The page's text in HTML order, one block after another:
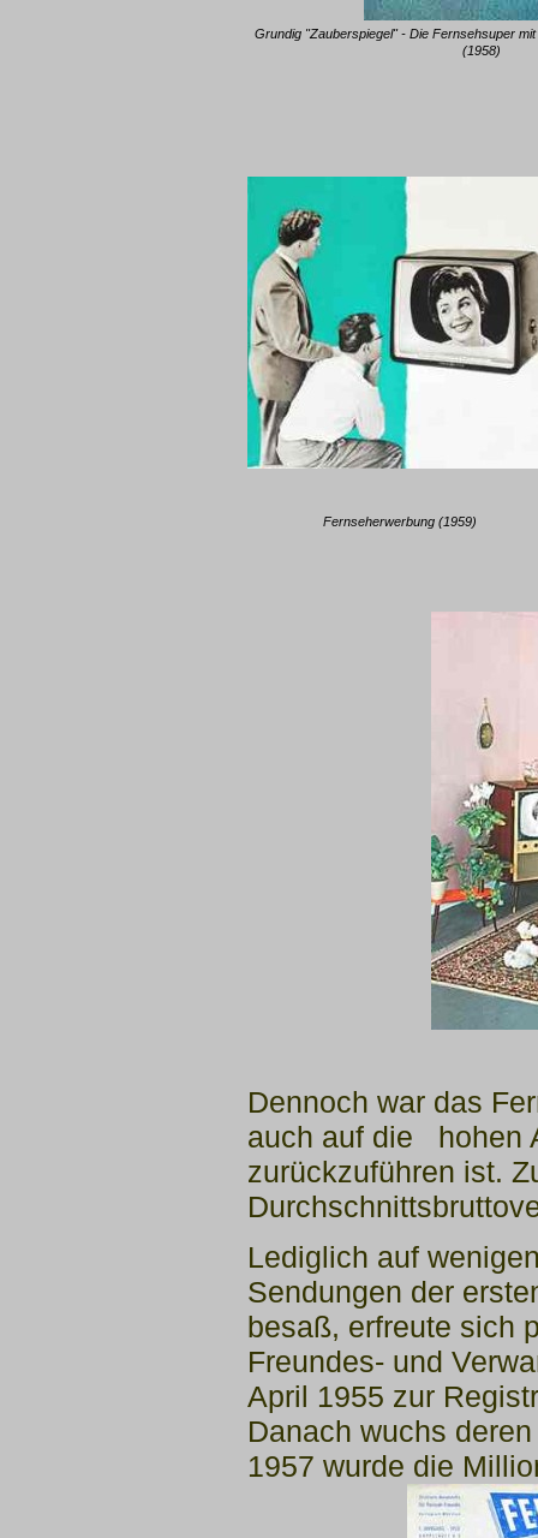
Grundig "Zauberspiegel" - Die Fernsehsuper
(1958)
Fernseherwerbung (1959)
Dennoch war das
auch auf die hohen
zurückzuführen ist.
Lediglich auf
Sendungen der
besaß, erfreute sich
Freundes- und
April 1955 zur
Danach wuchs
1957 wurde die